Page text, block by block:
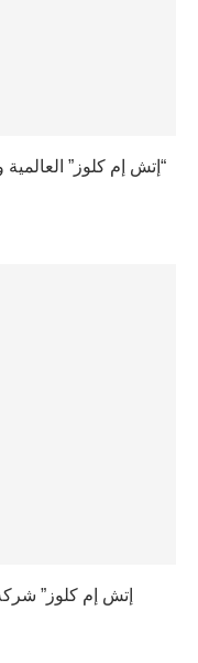
“إتش إم كلوز”
إتش إم كلوز” شركة